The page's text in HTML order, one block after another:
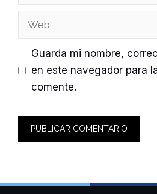
Web
Guarda mi nombre,
en este navegador para
comente.